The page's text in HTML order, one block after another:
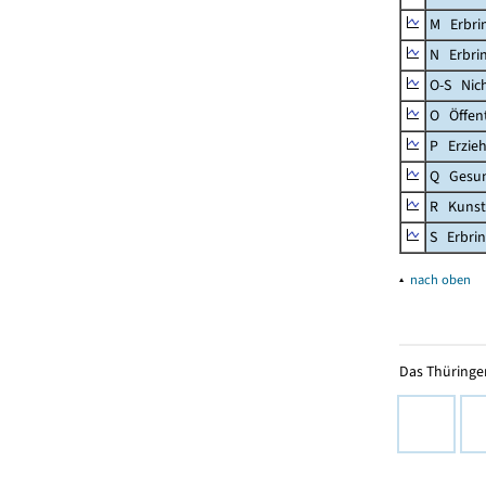
M
N
O-S
O
P
Q
R
S
▴ nach oben
Das